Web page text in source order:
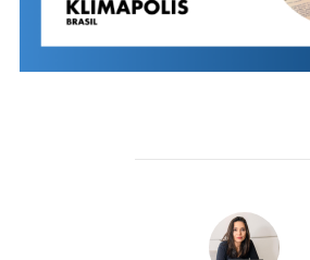
AUTOR DO POST